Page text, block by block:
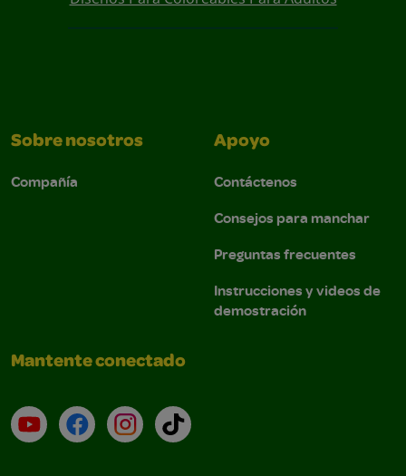
Sobre nosotros
Compañía
Apoyo
Contáctenos
Consejos para manchar
Preguntas frecuentes
Instrucciones y videos de
demostración
Mantente conectado
YouTube (en inglés)
Facebook (en inglés)
Instagram (en inglés)
TikTok